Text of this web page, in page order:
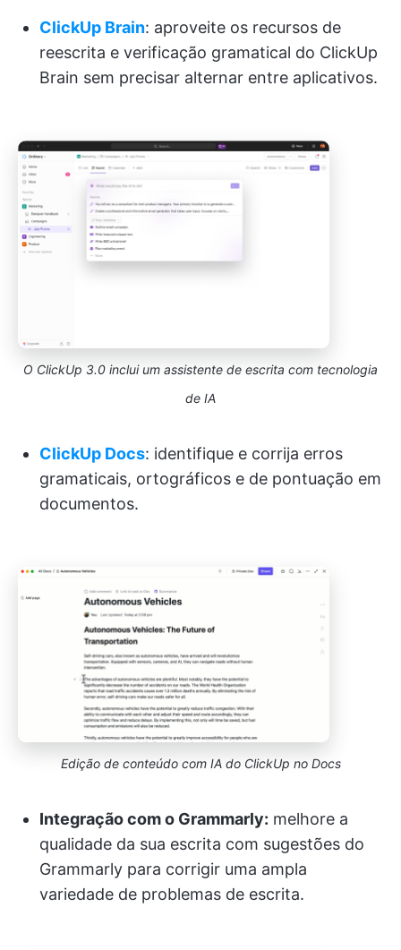
ClickUp Brain: aproveite os recursos de
reescrita e verificação gramatical do ClickUp
Brain sem precisar alternar entre aplicativos.
O ClickUp 3.0 inclui um assistente de escrita com tecnologia
de IA
ClickUp Docs: identifique e corrija erros
gramaticais, ortográficos e de pontuação em
documentos.
Edição de conteúdo com IA do ClickUp no Docs
Integração com o Grammarly: melhore a
qualidade da sua escrita com sugestões do
Grammarly para corrigir uma ampla
variedade de problemas de escrita.